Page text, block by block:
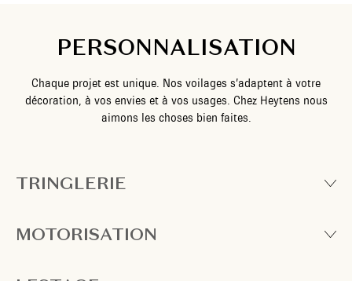
PERSONNALISATION
Chaque projet est unique. Nos voilages s’adaptent à votre
décoration, à vos envies et à vos usages. Chez Heytens nous
aimons les choses bien faites.
TRINGLERIE
MOTORISATION